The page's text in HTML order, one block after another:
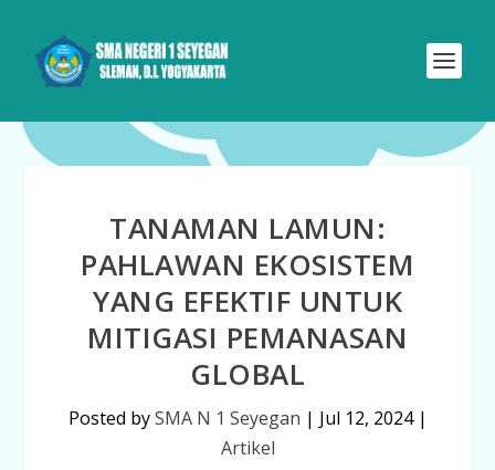
TANAMAN LAMUN:
PAHLAWAN EKOSISTEM
YANG EFEKTIF UNTUK
MITIGASI PEMANASAN
GLOBAL
Posted bySMA N 1 Seyegan | Jul 12, 2024|
Artikel